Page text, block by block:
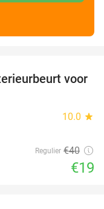
53%
voor
10.0 star
Regulier €40
€19